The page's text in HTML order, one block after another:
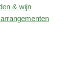
& wijn